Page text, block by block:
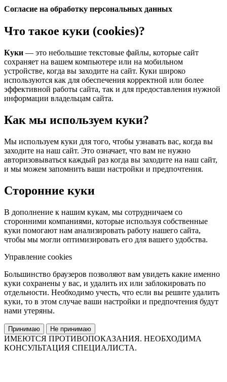
Согласие на обработку персональных данных
Что такое куки (cookies)?
Куки — это небольшие текстовые файлы, которые сайт
сохраняет на вашем компьютере или на мобильном
устройстве, когда вы заходите на сайт. Куки широко
используются как для обеспечения корректной или более
эффективной работы сайта, так и для предоставления нужной
информации владельцам сайта.
Как мы используем куки?
Мы используем куки для того, чтобы узнавать вас, когда вы
заходите на наш сайт. Это означает, что вам не нужно
авторизовываться каждый раз когда вы заходите на наш сайт,
и мы можем запомнить ваши настройки и предпочтения.
Сторонние куки
В дополнение к нашим кукам, мы сотрудничаем со
сторонними компаниями, которые используя собственные
куки помогают нам анализировать работу нашего сайта,
чтобы мы могли оптимизировать его для вашего удобства.
Управление cookies
Большинство браузеров позволяют вам увидеть какие именно
куки сохранены у вас, и удалить их или заблокировать по
отдельности. Необходимо учесть, что если вы решите удалить
куки, то в этом случае ваши настройки и предпочтения будут
нами утеряны.
Принимаю Не принимаю
ИМЕЮТСЯ ПРОТИВОПОКАЗАНИЯ. НЕОБХОДИМА
КОНСУЛЬТАЦИЯ СПЕЦИАЛИСТА.